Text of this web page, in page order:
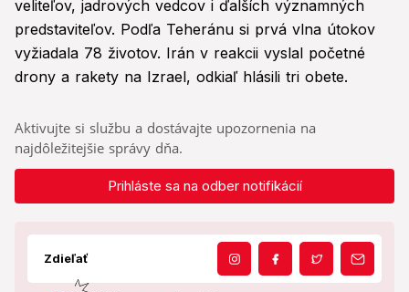
veliteľov, jadrových vedcov i ďalších významných
predstaviteľov. Podľa Teheránu si prvá vlna útokov
vyžiadala 78 životov. Irán v reakcii vyslal početné
drony a rakety na Izrael, odkiaľ hlásili tri obete.
Aktivujte si službu a dostávajte upozornenia na
najdôležitejšie správy dňa.
Prihláste sa na odber notifikácií
Zdieľať